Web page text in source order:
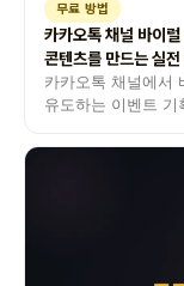
무료 방법
카카오톡 채널 바이
콘텐츠를 만드는 실전
카카오톡 채널에서
유도하는 이벤트